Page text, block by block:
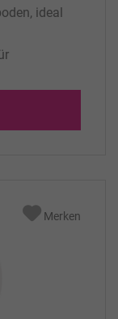
ideal
Merken